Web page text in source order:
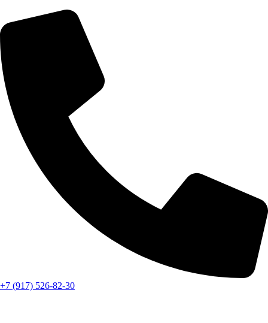
+7 (917) 526-82-30